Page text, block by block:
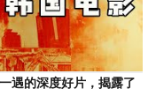
遇的深度好片，揭露了